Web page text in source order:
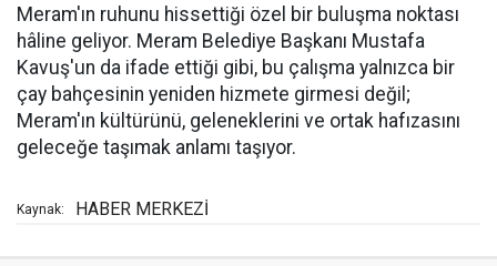
Meram'ın ruhunu hissettiği özel bir buluşma noktası
hâline geliyor. Meram Belediye Başkanı Mustafa
Kavuş'un da ifade ettiği gibi, bu çalışma yalnızca bir
çay bahçesinin yeniden hizmete girmesi değil;
Meram'ın kültürünü, geleneklerini ve ortak hafızasını
geleceğe taşımak anlamı taşıyor.
Kaynak: HABER MERKEZİ